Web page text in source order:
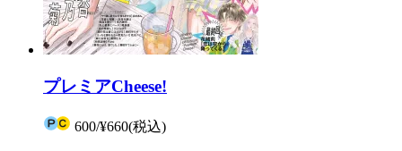
プレミアCheese!
600/¥660(税込)